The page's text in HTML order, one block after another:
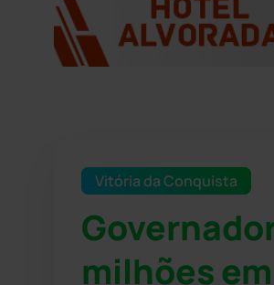
Vitória da Conquista
milhões